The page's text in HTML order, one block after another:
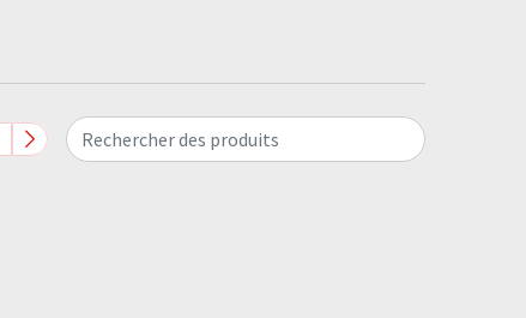
Rechercher des produits